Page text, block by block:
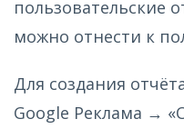
пользовательские
можно отнести к
Для создания
Google Реклама →